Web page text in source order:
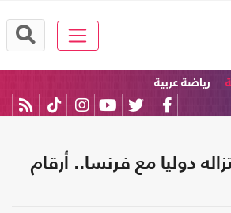
رياضة عربية
دوليا مع فرنسا.. أرقام